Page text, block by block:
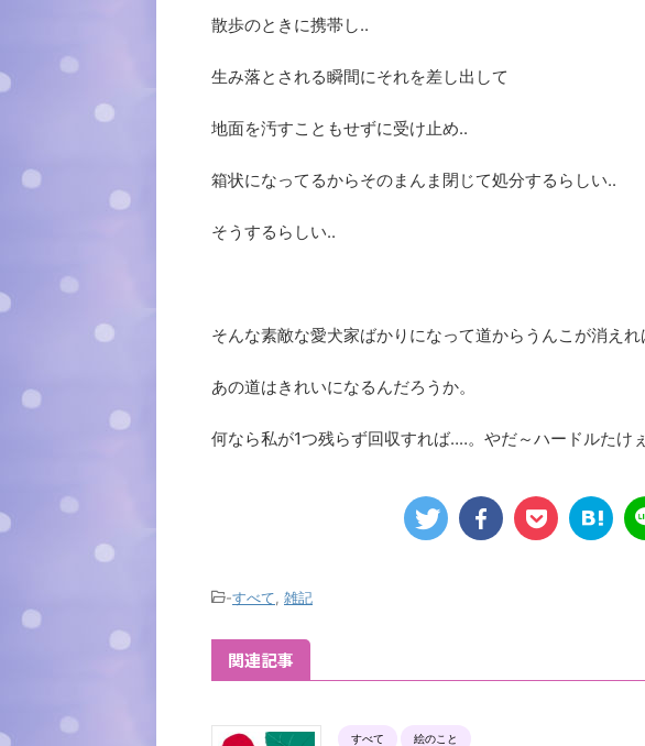
散歩のときに携帯し..
生み落とされる瞬間にそれを差し出して
地面を汚すこともせずに受け止め..
箱状になってるからそのまんま閉じて処分するらしい..
そうするらしい..
そんな素敵な愛犬家ばかりになって道からうんこが消えれ
あの道はきれいになるんだろうか。
何なら私が1つ残らず回収すれば‥‥。やだ～ハードルたけ
-すべて 雑記
関連記事
すべて 絵のこと